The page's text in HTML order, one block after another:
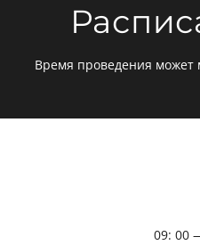
Время проведения может
09: 00